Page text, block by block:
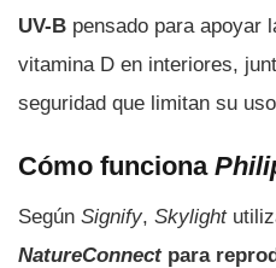
UV-B pensado para apoyar
vitamina D en interiores,
seguridad que limitan su
Cómo funciona
Según Signify, Skylight
NatureConnectpara